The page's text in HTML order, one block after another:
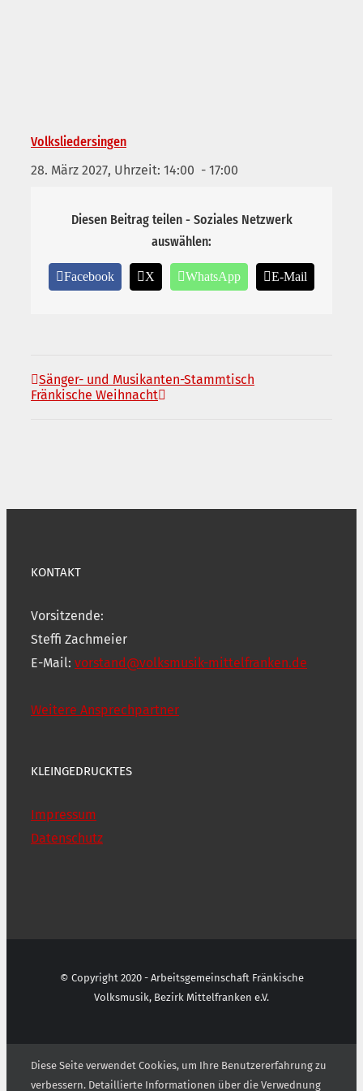
Volksliedersingen
28. März 2027, Uhrzeit: 14:00 - 17:00
Diesen Beitrag teilen - Soziales Netzwerk
auswählen:
Facebook X WhatsApp E-Mail
Sänger- und Musikanten-Stammtisch
Fränkische Weihnacht
KONTAKT
Vorsitzende:
Steffi Zachmeier
E-Mail: vorstand@volksmusik-mittelfranken.de
Weitere Ansprechpartner
KLEINGEDRUCKTES
Impressum
Datenschutz
© Copyright 2020 - Arbeitsgemeinschaft Fränkische
Volksmusik, Bezirk Mittelfranken e.V.
Diese Seite verwendet Cookies, um Ihre Benutzererfahrung zu
verbessern. Detaillierte Informationen über die Verwednung